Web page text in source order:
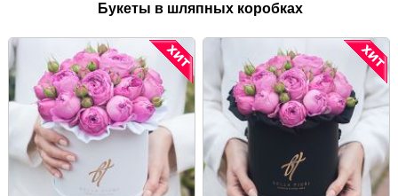
Букеты в шляпных коробках